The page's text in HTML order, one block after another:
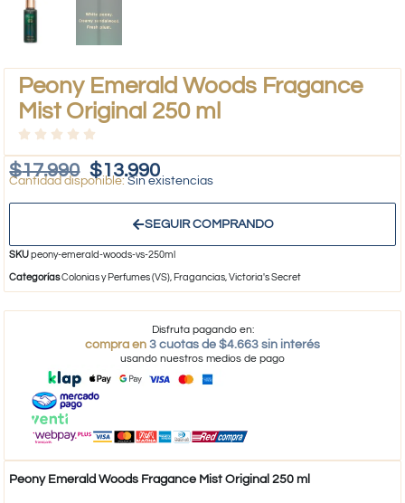
Peony Emerald Woods Fragance
Mist Original 250 ml
$17.990 $13.990
Sin existencias
SEGUIR COMPRANDO
SKUpeony-emerald-woods-vs-250ml
CategoríasColonias y Perfumes (VS), Fragancias,Victoria's Secret
Disfruta pagando en:
compra en 3 cuotas de $4.663 sin interés
usando nuestros medios de pago
Peony Emerald Woods Fragance Mist Original 250 ml